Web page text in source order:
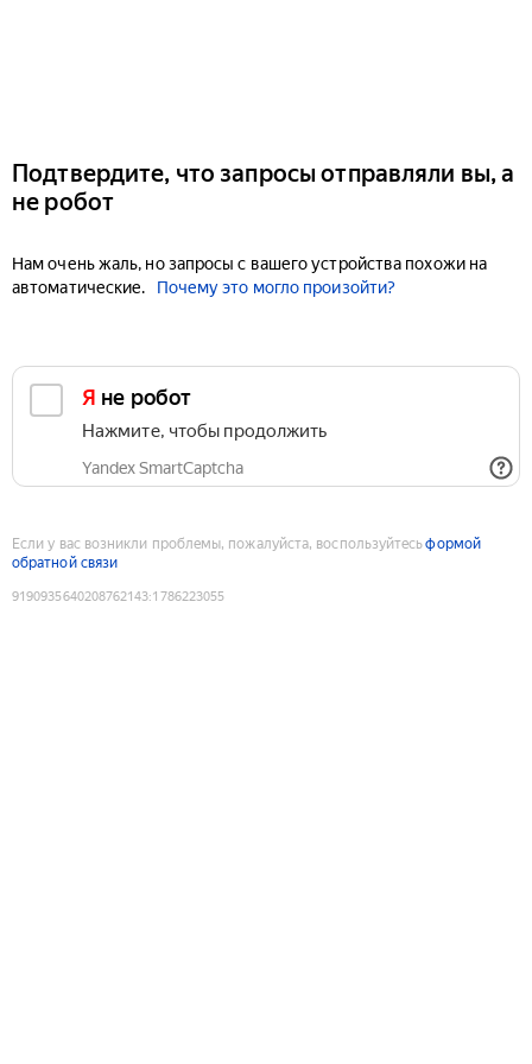
Подтвердите, что запросы отправляли вы, а
не робот
Нам очень жаль, но запросы с вашего устройства похожи на
автоматические.
Почему это могло произойти?
Я не робот
Нажмите, чтобы продолжить
Yandex SmartCaptcha
Если у вас возникли проблемы, пожалуйста, воспользуйтесьформой
обратной связи
9190935640208762143:1786223055